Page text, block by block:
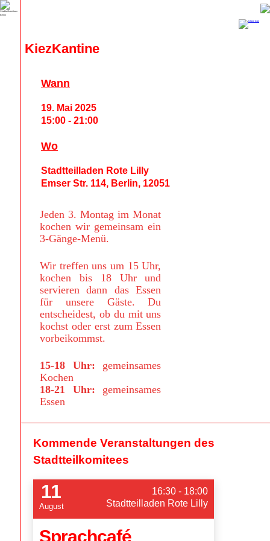
KiezKantine
Jeden 3. Montag im Monat
kochen wir gemeinsam ein
3-Gänge-Menü.
Wir treffen uns um 15 Uhr,
kochen bis 18 Uhr und
servieren dann das Essen
für unsere Gäste. Du
entscheidest, ob du mit uns
kochst oder erst zum Essen
vorbeikommst.
15-18 Uhr: gemeinsames
Kochen
18-21 Uhr: gemeinsames
Essen
Wann
19. Mai 2025
15:00 - 21:00
Wo
Stadtteilladen Rote Lilly
Emser Str. 114, Berlin, 12051
Kommende Veranstaltungen des
Stadtteilkomitees
11
August
16:30 - 18:00
Stadtteilladen Rote Lilly
Sprachcafé